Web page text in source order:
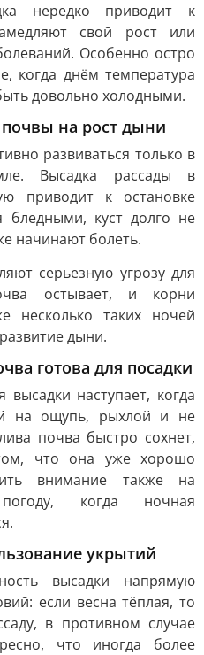
нередко приводит к
свой рост или
Особенно остро
когда днём температура
довольно холодными.
на рост дыни
развиваться только в
Высадка рассады в
приводит к остановке
бледными, куст долго не
начинают болеть.
серьезную угрозу для
остывает, и корни
несколько таких ночей
дыни.
готова для посадки
наступает, когда
на ощупь, рыхлой и не
почва быстро сохнет,
что она уже хорошо
внимание также на
когда ночная
укрытий
высадки напрямую
если весна тёплая, то
в противном случае
что иногда более